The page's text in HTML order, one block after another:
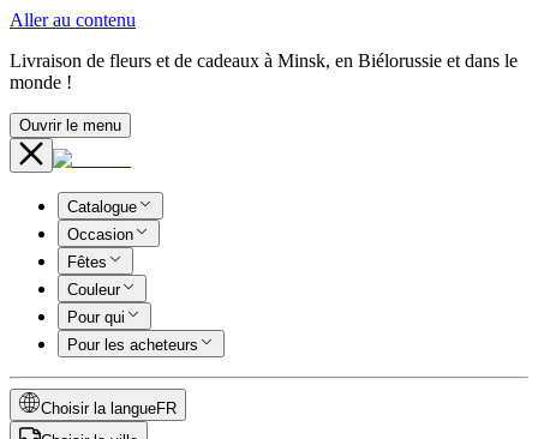
Aller au contenu
Livraison de fleurs et de cadeaux à Minsk, en Biélorussie et dans le
monde !
Ouvrir le menu
Catalogue
Occasion
Fêtes
Couleur
Pour qui
Pour les acheteurs
Choisir la langueFR